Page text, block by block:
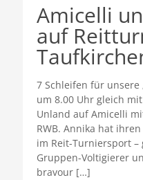
Amicelli
auf
7 Schleifen für unsere
um 8.00 Uhr gleich
Unland auf Amicelli
RWB. Annika hat
im Reit-Turniersport –
Gruppen-Voltigierer
bravour […]